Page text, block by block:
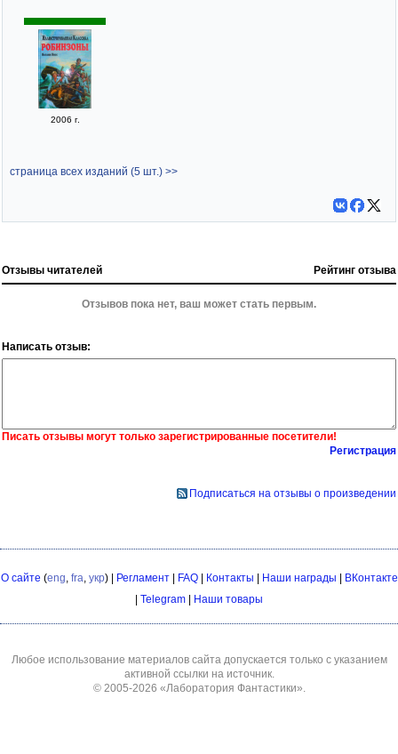
2006 г.
страница всех изданий (5 шт.) >>
Отзывы читателей Рейтинг отзыва
Отзывов пока нет, ваш может стать первым.
Написать отзыв:
Писать отзывы могут только зарегистрированные посетители!
Регистрация
Подписаться на отзывы о произведении
О сайте (eng, fra, укр) | Регламент| FAQ| Контакты Наши награды
ВКонтакте
Telegram Наши товары
Любое использование материалов сайта допускается только с указанием
активной ссылки на источник.
© 2005-2026 «Лаборатория Фантастики».